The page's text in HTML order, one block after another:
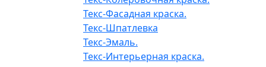
Текс-Фасадная краска.
Текс-Шпатлевка
Текс-Эмаль.
Текс-Интерьерная краска.